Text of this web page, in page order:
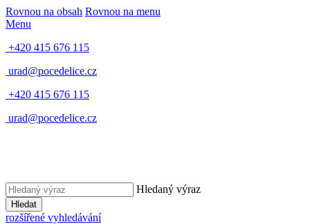
Rovnou na obsah Rovnou na menu
Menu
+420 415 676 115
urad@pocedelice.cz
+420 415 676 115
urad@pocedelice.cz
Hledaný výraz
Hledat
rozšířené vyhledávání